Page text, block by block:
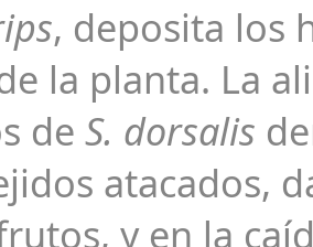
, deposita los
la planta. La
de S. dorsalis
atacados,
y en la